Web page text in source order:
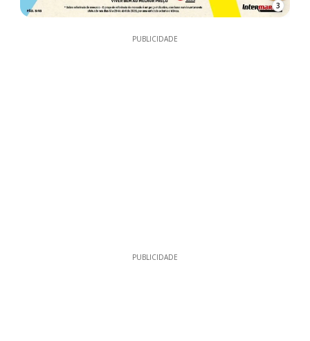
3
PUBLICIDADE
PUBLICIDADE